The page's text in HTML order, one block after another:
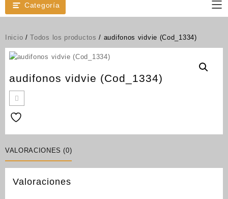
Categoría
Inicio /Todos los productos / audifonos vidvie (Cod_1334)
audifonos vidvie (Cod_1334)
VALORACIONES (0)
Valoraciones